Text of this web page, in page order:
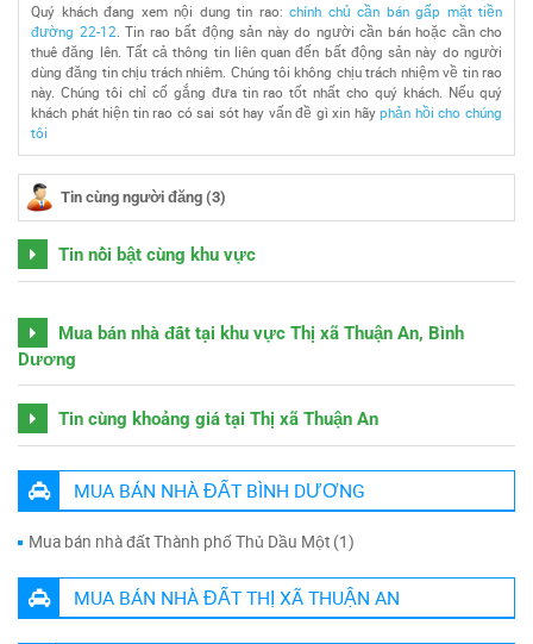
Quý khách đang xem nội dung tin rao: chính chủ cần bán gấp mặt tiền
đường 22-12 . Tin rao bất động sản này do người cần bán hoặc cần cho
thuê đăng lên. Tất cả thông tin liên quan đến bất động sản này do người
dùng đăng tin chịu trách nhiêm. Chúng tôi không chịu trách nhiệm về tin rao
này. Chúng tôi chỉ cố gắng đưa tin rao tốt nhất cho quý khách. Nếu quý
khách phát hiện tin rao có sai sót hay vấn đề gì xin hãyphản hồi cho chúng
tôi
Tin cùng người đăng (3)
Tin nổi bật cùng khu vực
Mua bán nhà đất tại khu vực Thị xã Thuận An, Bình
Dương
Tin cùng khoảng giá tại Thị xã Thuận An
MUA BÁN NHÀ ĐẤT BÌNH DƯƠNG
Mua bán nhà đất Thành phố Thủ Dầu Một (1)
MUA BÁN NHÀ ĐẤT THỊ XÃ THUẬN AN